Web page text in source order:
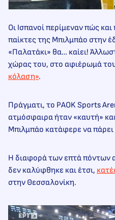
Οι Ισπανοί περίμεναν πώς
παίκτες της Μπιλμπάο στην
«Παλατάκι» θα… καίει!
χώρας του, στο αφιέρωμά
κόλαση».
Πράγματι, το PAOK Sports
ατμόσφαιρα ήταν «καυτή»
Μπιλμπάο κατάφερε να
Η διαφορά των επτά πόντων
δεν καλύφθηκε και έτσι,
στην Θεσσαλονίκη.